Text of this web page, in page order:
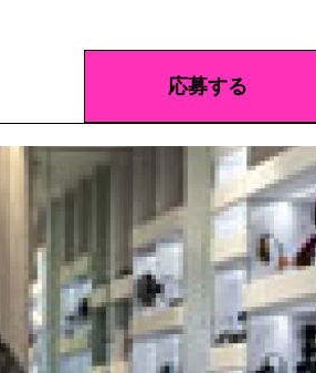
応募する